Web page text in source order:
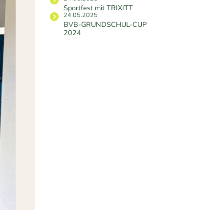
Sportfest mit TRIXITT
24.05.2025
BVB-GRUNDSCHUL-CUP
2024